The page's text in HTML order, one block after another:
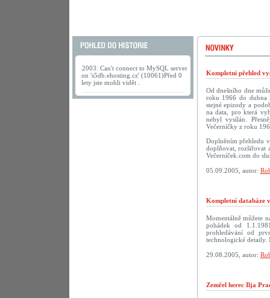
2003: Can't connect to MySQL server
on 's5db.ehosting.cz' (10061)Před 0
lety jste mohli vidět .
Kompletní přehled
Od dnešního dne
roku 1966 do dubna
stejné epizody a
na data, pro která
nebyl vysílán.
Večerníčky z roku
Doplněním přehledu
doplňovat, rozšiřovat
Večerníček.com do
05.09.2005, autor:
Kompletní databáze
Momentálně můžete
pohádek od
prohledávání od
technologické detaily.
29.08.2005, autor:
Zemřel herec Ilja